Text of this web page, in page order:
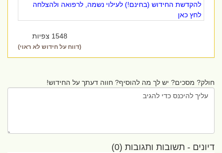
להקדשת החידוש (בחינם!) לעילוי נשמה, לרפואה ולהצלחה
לחץ כאן
1548 צפיות
(דווח על חידוש לא ראוי)
חולק? מסכים? יש לך מה להוסיף? חווה דעתך על החידוש!
דיונים - תשובות ותגובות (0)